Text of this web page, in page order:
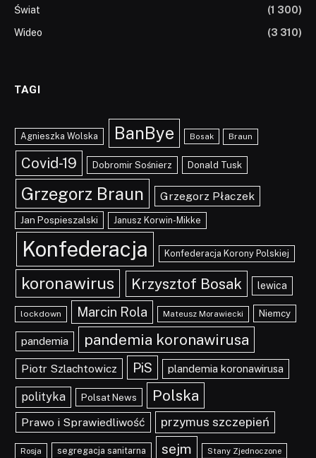
Świat
(1 300)
Wideo
(3 310)
TAGI
Agnieszka Wolska BanBye Bosak Braun
Covid-19 Dobromir Sośnierz Donald Tusk
Grzegorz Braun Grzegorz Płaczek
Jan Pospieszalski Janusz Korwin-Mikke
Konfederacja Konfederacja Korony Polskiej
koronawirus Krzysztof Bosak lewica
lockdown Marcin Rola Mateusz Morawiecki Niemcy
pandemia pandemia koronawirusa
Piotr Szlachtowicz PiS plandemia koronawirusa
polityka Polsat News Polska
Prawo i Sprawiedliwość przymus szczepień
Rosja segregacja sanitarna sejm Stany Zjednoczone